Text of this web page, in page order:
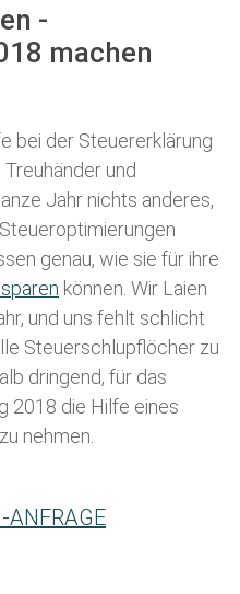
-
machen
bei der Steuererklärung
und
Jahr nichts anderes,
genau, wie sie für ihre
können. Wir Laien
und uns fehlt schlicht
Steuerschlupflöcher zu
dringend, für das
2018 die Hilfe eines
nehmen.
ANFRAGE